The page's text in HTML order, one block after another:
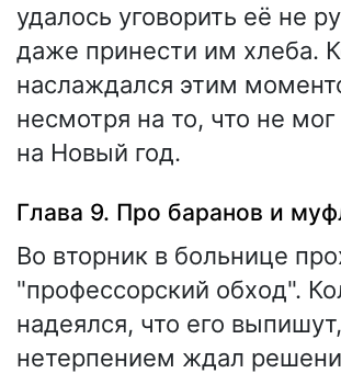
удалось уговорить её не
даже принести им хлеба.
наслаждался этим
несмотря на то, что не
на Новый год.
Глава 9. Про баранов и
Во вторник в больнице
"профессорский обход".
надеялся, что его
нетерпением ждал